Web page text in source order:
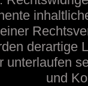
derartige
unterlaufen
und